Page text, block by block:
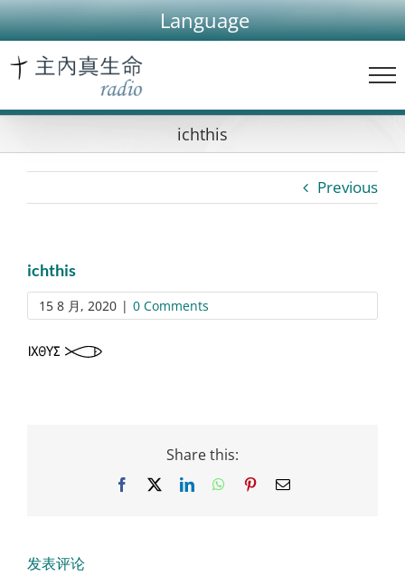
Skip
to
content
Language
ichthis
Previous
ichthis
15 8 月, 2020 | 0 Comments
Share this:
Facebook LinkedInWhatsApp
PinterestEmail
发表评论